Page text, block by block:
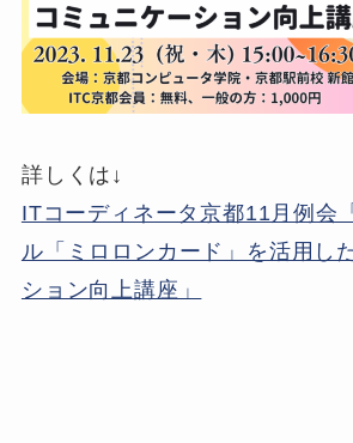
詳しくは↓
ITコーディネータ京都11月例会
ル「ミロロンカード」を活用し
ション向上講座」